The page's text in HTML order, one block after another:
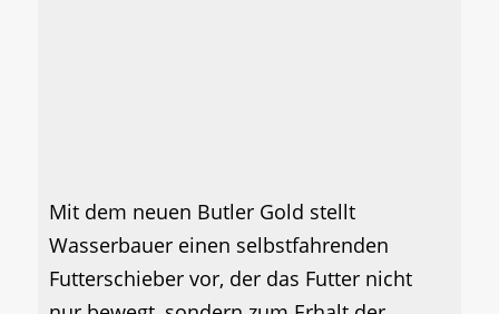
Mit dem neuen Butler Gold stellt
Wasserbauer einen selbstfahrenden
Futterschieber vor, der das Futter nicht